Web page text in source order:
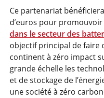
Ce partenariat
d’euros pour promouvoir
dans le secteur des
objectif principal de faire
continent à zéro impact
grande échelle les
et de stockage de
une société à zéro